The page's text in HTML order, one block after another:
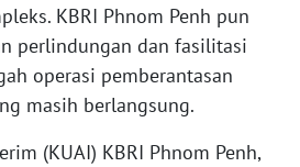
KBRI Phnom Penh pun
perlindungan dan fasilitasi
operasi pemberantasan
masih berlangsung.
(KUAI) KBRI Phnom Penh,